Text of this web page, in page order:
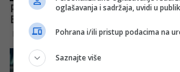
oglašavanja i sadržaja, uvidi u
Pohrana i/ili pristup podacima na
Saznajte više